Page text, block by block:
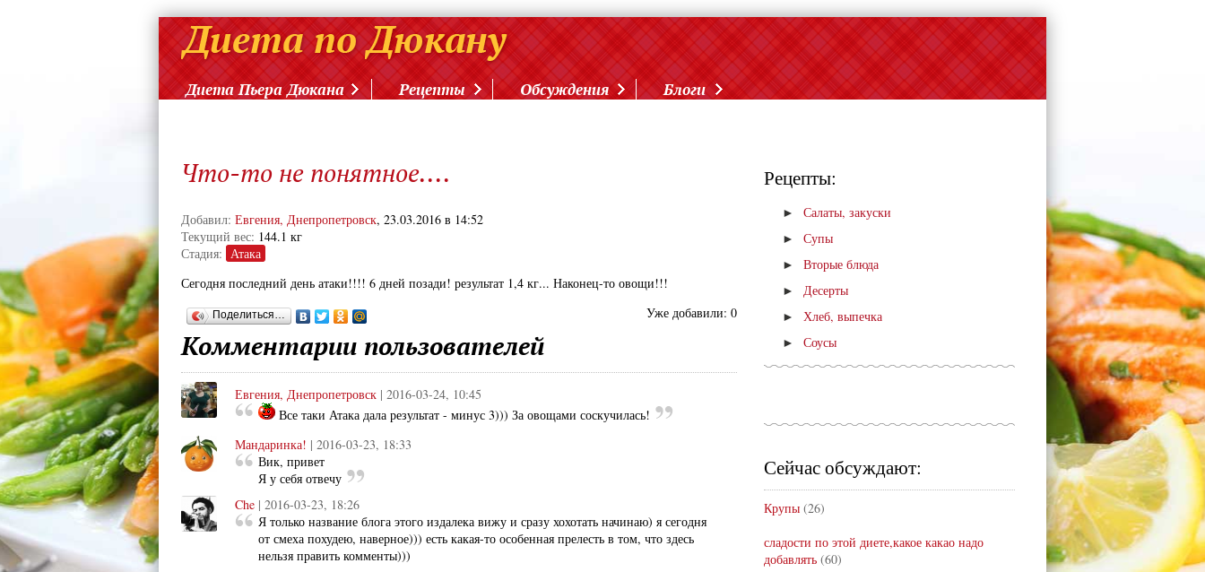
Диета Пьера Дюкана Рецепты Обсуждения Блоги
Что-то не понятное....
Добавил: Евгения, Днепропетровск, 23.03.2016 в 14:52
Текущий вес: 144.1 кг
Стадия: Атака
Сегодня последний день атаки!!!! 6 дней позади! результат 1,4 кг... Наконец-то овощи!!!
Поделиться… Уже добавили: 0
Комментарии пользователей
Евгения, Днепропетровск | 2016-03-24, 10:45
Все таки Атака дала результат - минус 3))) За овощами соскучилась!
Мандаринка! | 2016-03-23, 18:33
Вик, привет
Я у себя отвечу
Che | 2016-03-23, 18:26
Я только название блога этого издалека вижу и сразу хохотать начинаю) я сегодня
от смеха похудею, наверное))) есть какая-то особенная прелесть в том, что здесь
нельзя править комменты)))
Рецепты:
►
Салаты, закуски
►
Супы
►
Вторые блюда
►
Десерты
►
Хлеб, выпечка
►
Соусы
Сейчас обсуждают:
Крупы (26)
сладости по этой диете,какое какао надо
добавлять (60)